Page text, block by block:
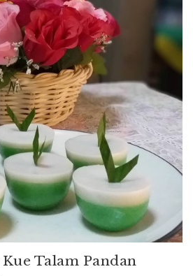
Talam Pandan